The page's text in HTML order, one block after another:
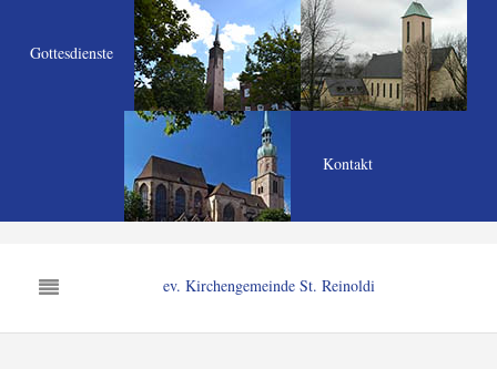
Gottesdienste
Kontakt
ev. Kirchengemeinde St. Reinoldi